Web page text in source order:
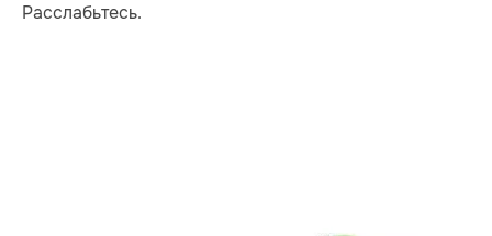
Расслабьтесь.